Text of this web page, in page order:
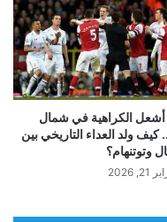
بحقوقها الحالية في
أوروبامساء الثلاثاء.
تعتبر TNT Sports – BT Sport سابقًا – هي الناقل
أشعل الكراهية في شمال
كيف ولد العداء التاريخي بين
وتوتنهام؟
2026